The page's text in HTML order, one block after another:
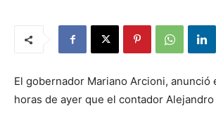
El gobernador Mariano Arcioni, anunció
horas de ayer que el contador